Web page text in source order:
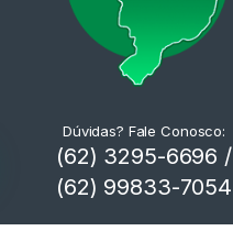
Dúvidas? Fale Conosco:
(62) 3295-6696 /
(62) 99833-7054